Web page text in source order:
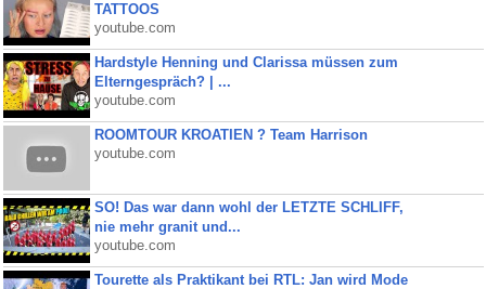
TATTOOS
youtube.com
Hardstyle Henning und Clarissa müssen zum
Elterngespräch? | ...
youtube.com
ROOMTOUR KROATIEN ? Team Harrison
youtube.com
SO! Das war dann wohl der LETZTE SCHLIFF,
nie mehr granit und...
youtube.com
Tourette als Praktikant bei RTL: Jan wird Mode